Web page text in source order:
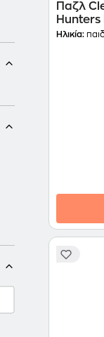
Παζλ
Hunters
Shining
Ηλικία: